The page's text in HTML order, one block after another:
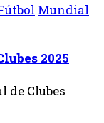
Mundial
2025